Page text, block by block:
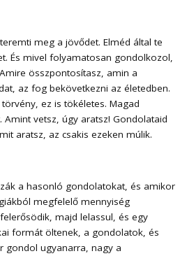
meg a jövődet. Elméd által te
És mivel folyamatosan gondolkozol,
összpontosítasz, amin a
az fog bekövetkezni az életedben.
ez is tökéletes. Magad
vetsz, úgy aratsz! Gondolataid
aratsz, az csakis ezeken múlik.
a hasonló gondolatokat, és amikor
megfelelő mennyiség
majd lelassul, és egy
formát öltenek, a gondolatok, és
gondol ugyanarra, nagy a